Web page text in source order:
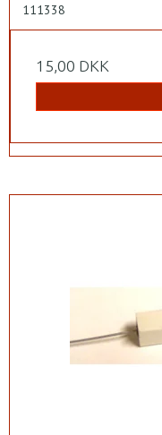
111338
15,00 DKK